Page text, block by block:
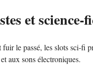
et science-
le passé, les slots sci-fi
aux sons électroniques.